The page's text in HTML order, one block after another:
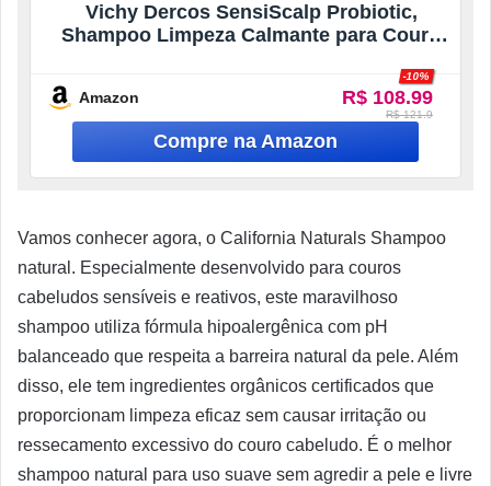
Vichy Dercos SensiScalp Probiotic,
Shampoo Limpeza Calmante para Couro
48h, Nutrição e Brilho, Livre de Sulfatos,
Parabenos e Corantes, 200ml
Amazon R$ 108.99
-10%
R$ 121.9
Vamos conhecer agora, o California Naturals Shampoo
natural. Especialmente desenvolvido para couros
cabeludos sensíveis e reativos, este maravilhoso
shampoo utiliza fórmula hipoalergênica com pH
balanceado que respeita a barreira natural da pele. Além
disso, ele tem ingredientes orgânicos certificados que
proporcionam limpeza eficaz sem causar irritação ou
ressecamento excessivo do couro cabeludo. É o melhor
shampoo natural para uso suave sem agredir a pele e livre